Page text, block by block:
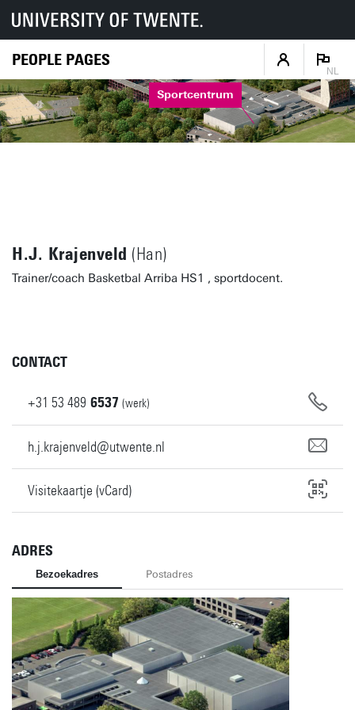
PEOPLE PAGES
NL
Sportcentrum
H.J. Krajenveld (Han)
Trainer/coach Basketbal Arriba HS1 , sportdocent.
CONTACT
+31 53 489 6537 (werk)
h.j.krajenveld@utwente.nl
Visitekaartje (vCard)
ADRES
Bezoekadres Postadres